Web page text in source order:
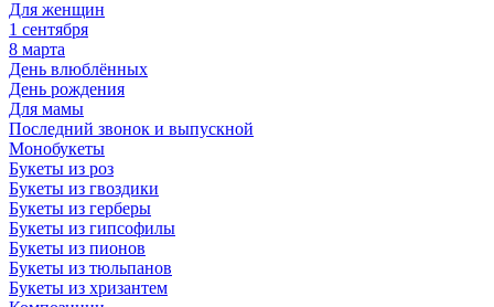
Для женщин
1 сентября
8 марта
День влюблённых
День рождения
Для мамы
Последний звонок и выпускной
Монобукеты
Букеты из роз
Букеты из гвоздики
Букеты из герберы
Букеты из гипсофилы
Букеты из пионов
Букеты из тюльпанов
Букеты из хризантем